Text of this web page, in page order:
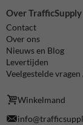
Over TrafficSupply
Contact
Over ons
Nieuws en Blog
Levertijden
Veelgestelde vragen
Winkelmand